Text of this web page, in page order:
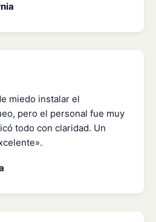
miedo instalar el
pero el personal fue muy
todo con claridad. Un